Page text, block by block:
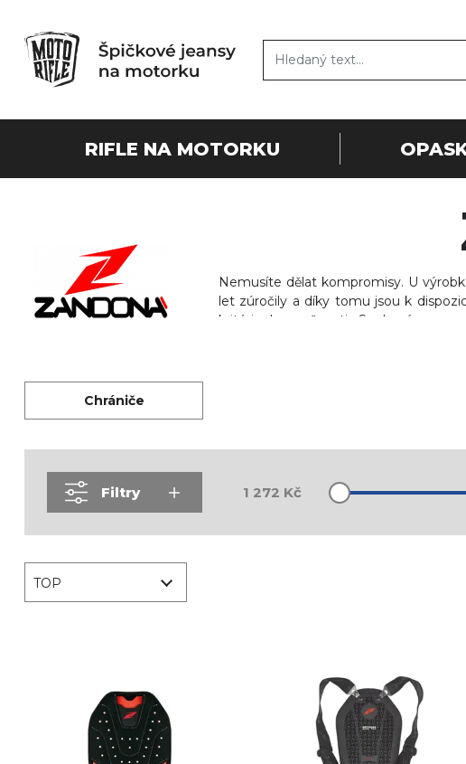
RIFLE NA MOTORKU
Nemusíte dělat kompromisy. U
let zúročily a díky tomu jsou k
kritéria bezpečnosti. Spolupráce
společnost Zandona podnětem k
Chrániče
Filtry 1 272 Kč
TOP